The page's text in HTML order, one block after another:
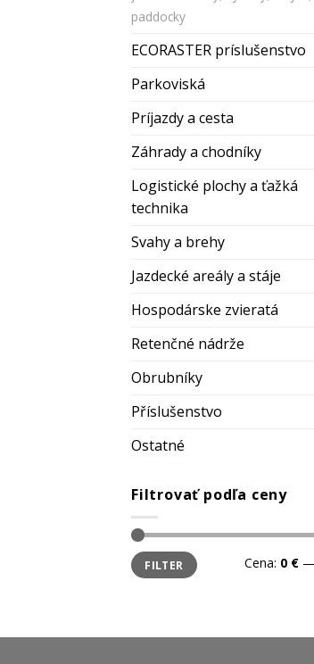
paddocky
ECORASTER príslušenstvo
Parkoviská
Príjazdy a cesta
Záhrady a chodníky
Logistické plochy a ťažká
technika
Svahy a brehy
Jazdecké areály a stáje
Hospodárske zvieratá
Retenčné nádrže
Obrubníky
Příslušenstvo
Ostatné
Filtrovať podľa ceny
Minimálna
cena
Maximálna
cenaFILTER Cena: 0 € —